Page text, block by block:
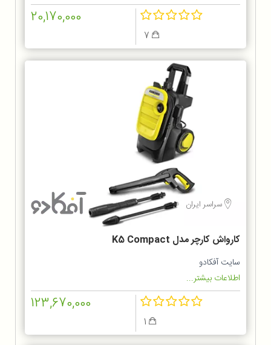
20,170,000
سراسر ایران
کارواش کارچر مدل K5 Compact
سایت آفکادو
اطلاعات بیشتر...
123,670,000